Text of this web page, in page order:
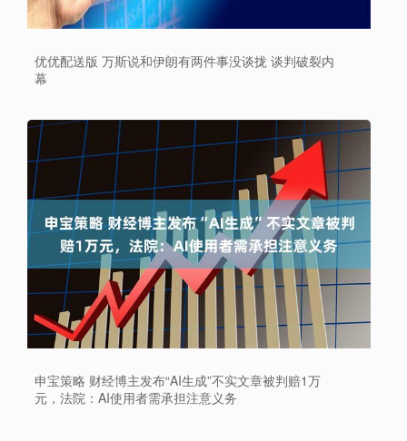
优优配送版 万斯说和伊朗有两件事没谈拢 谈判破裂内
幕
申宝策略 财经博主发布“AI生成”不实文章被判赔1万
元，法院：AI使用者需承担注意义务